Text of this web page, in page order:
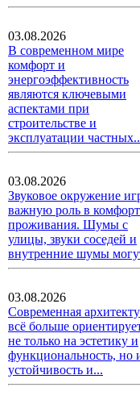
03.08.2026
В современном мире
комфорт и
энергоэффективность
являются ключевыми
аспектами при
строительстве и
эксплуатации
03.08.2026
Звуковое окружение
важную роль в
проживания. Шумы с
улицы, звуки соседей и
внутренние шумы
03.08.2026
Современная
всё больше
не только на эстетику и
функциональность, но
устойчивость и...